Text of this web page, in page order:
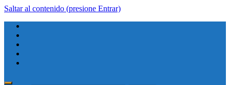
Saltar al contenido (presione Entrar)